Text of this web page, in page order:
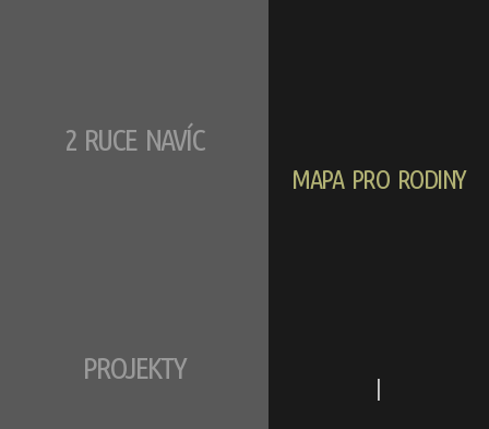
2 RUCE NAVÍC
PROJEKTY
MAPA PRO RODINY
|